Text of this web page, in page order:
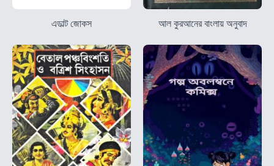
এডাল্ট জোকস আল কুরআনের বাংলায় অনুবাদ